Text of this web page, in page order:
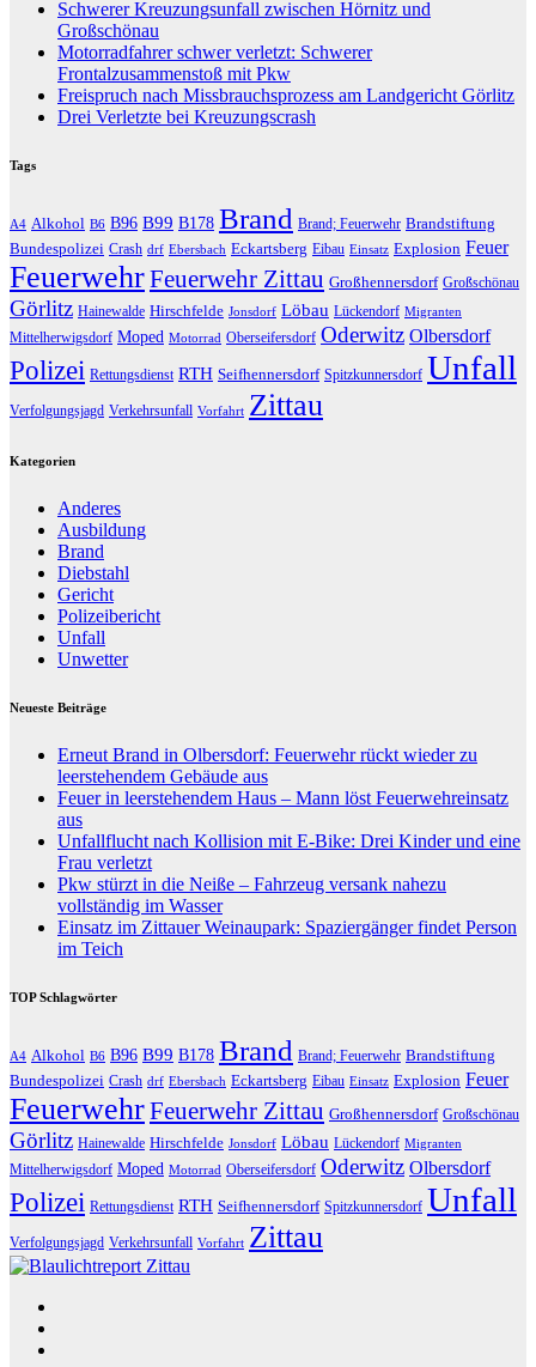
Schwerer Kreuzungsunfall zwischen Hörnitz und
Großschönau
Motorradfahrer schwer verletzt: Schwerer
Frontalzusammenstoß mit Pkw
Freispruch nach Missbrauchsprozess am Landgericht Görlitz
Drei Verletzte bei Kreuzungscrash
Tags
A4 Alkohol B6 B96 B99 B178 Brand Brand; Feuerwehr Brandstiftung
Bundespolizei Crash drf Ebersbach Eckartsberg Eibau Einsatz Explosion Feuer
FeuerwehrFeuerwehr Zittau Großhennersdorf Großschönau
Görlitz Hainewalde Hirschfelde Jonsdorf Löbau Lückendorf Migranten
Mittelherwigsdorf Moped Motorrad Oberseifersdorf Oderwitz Olbersdorf
Polizei Rettungsdienst RTH Seifhennersdorf Spitzkunnersdorf Unfall
Verfolgungsjagd Verkehrsunfall Vorfahrt Zittau
Kategorien
Anderes
Ausbildung
Brand
Diebstahl
Gericht
Polizeibericht
Unfall
Unwetter
Neueste Beiträge
Erneut Brand in Olbersdorf: Feuerwehr rückt wieder zu
leerstehendem Gebäude aus
Feuer in leerstehendem Haus – Mann löst Feuerwehreinsatz
aus
Unfallflucht nach Kollision mit E-Bike: Drei Kinder und eine
Frau verletzt
Pkw stürzt in die Neiße – Fahrzeug versank nahezu
vollständig im Wasser
Einsatz im Zittauer Weinaupark: Spaziergänger findet Person
im Teich
TOP Schlagwörter
A4 Alkohol B6 B96 B99 B178 Brand Brand; Feuerwehr Brandstiftung
Bundespolizei Crash drf Ebersbach Eckartsberg Eibau Einsatz Explosion Feuer
FeuerwehrFeuerwehr Zittau Großhennersdorf Großschönau
Görlitz Hainewalde Hirschfelde Jonsdorf Löbau Lückendorf Migranten
Mittelherwigsdorf Moped Motorrad Oberseifersdorf Oderwitz Olbersdorf
Polizei Rettungsdienst RTH Seifhennersdorf Spitzkunnersdorf Unfall
Verfolgungsjagd Verkehrsunfall Vorfahrt Zittau